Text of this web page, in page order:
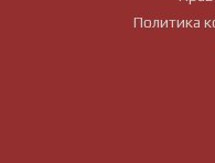
Политика